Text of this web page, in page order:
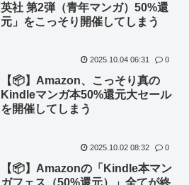
英社 第2弾（青年マンガ）50%還
元」をこっそり開催してしまう
2025.10.04 06:31 0
【📦】Amazon、こっそり真の
Kindleマンガ本50%還元大セール
を開催してしまう
2025.10.02 08:32 0
【📦】Amazonの「Kindle本マン
ガフェス（50%還元）」全てが終